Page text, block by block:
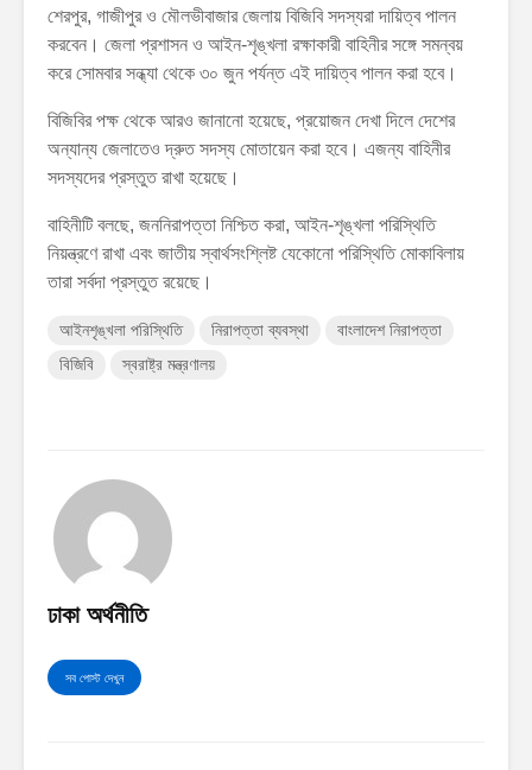
শেরপুর, গাজীপুর ও মৌলভীবাজার জেলায় বিজিবি সদস্যরা দায়িত্ব পালন
করবেন। জেলা প্রশাসন ও আইন-শৃঙ্খলা রক্ষাকারী বাহিনীর সঙ্গে সমন্বয়
করে সোমবার সন্ধ্যা থেকে ৩০ জুন পর্যন্ত এই দায়িত্ব পালন করা হবে।
বিজিবির পক্ষ থেকে আরও জানানো হয়েছে, প্রয়োজন দেখা দিলে দেশের
অন্যান্য জেলাতেও দ্রুত সদস্য মোতায়েন করা হবে। এজন্য বাহিনীর
সদস্যদের প্রস্তুত রাখা হয়েছে।
বাহিনীটি বলছে, জননিরাপত্তা নিশ্চিত করা, আইন-শৃঙ্খলা পরিস্থিতি
নিয়ন্ত্রণে রাখা এবং জাতীয় স্বার্থসংশ্লিষ্ট যেকোনো পরিস্থিতি মোকাবিলায়
তারা সর্বদা প্রস্তুত রয়েছে।
আইনশৃঙ্খলা পরিস্থিতি নিরাপত্তা ব্যবস্থা
বাংলাদেশ নিরাপত্তা
বিজিবি
স্বরাষ্ট্র মন্ত্রণালয়
ঢাকা অর্থনীতি
সব পোস্ট দেখুন